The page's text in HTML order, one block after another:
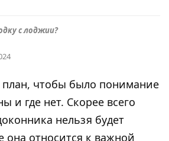
с лоджии?
чтобы было понимание
и где нет. Скорее всего
нельзя будет
она относится к важной